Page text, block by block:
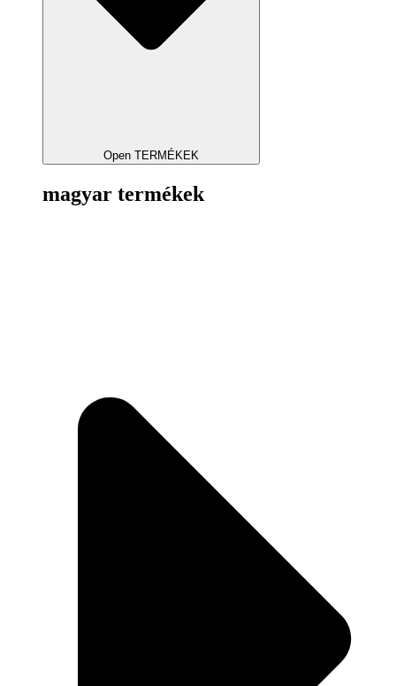
Open TERMÉKEK
magyar termékek